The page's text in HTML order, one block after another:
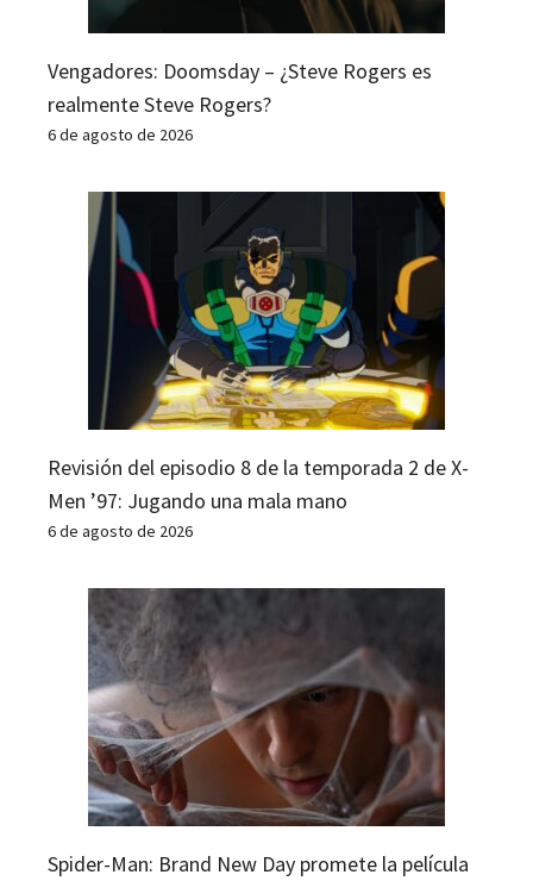
Vengadores: Doomsday – ¿Steve Rogers es
realmente Steve Rogers?
6 de agosto de 2026
Revisión del episodio 8 de la temporada 2 de X-
Men ’97: Jugando una mala mano
6 de agosto de 2026
Spider-Man: Brand New Day promete la película